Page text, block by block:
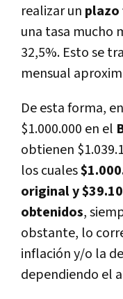
realizar un
una tasa mucho
32,5%. Esto se
mensual
De esta forma,
$1.000.000 en el
obtienen
los cuales
original y
obtenidos,
obstante, lo
inflación y/o la
dependiendo el